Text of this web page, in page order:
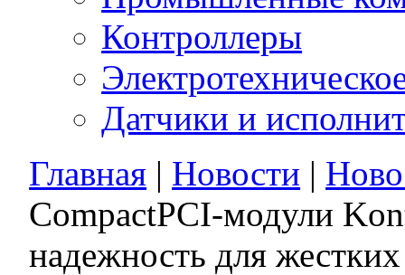
Контроллеры
Датчики и
Главная | Новости |
CompactPCI-модули
надежность для